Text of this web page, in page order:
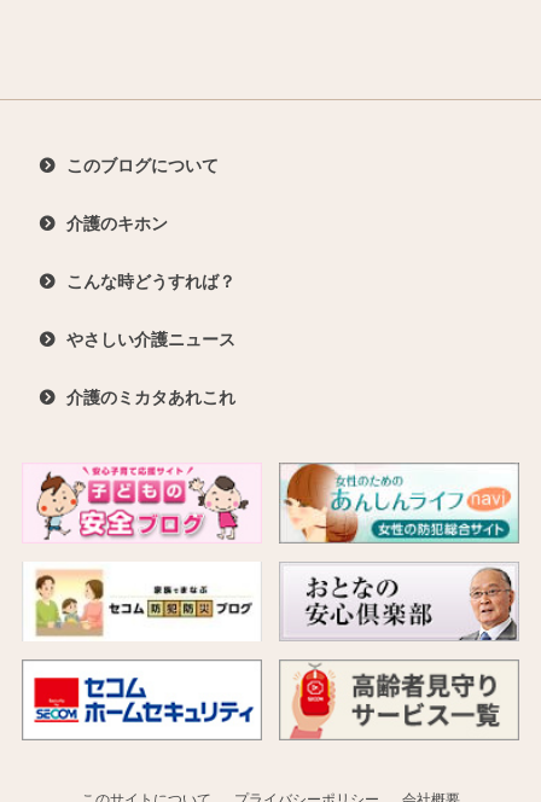
このブログについて
介護のキホン
こんな時どうすれば？
やさしい介護ニュース
介護のミカタあれこれ
このサイトについて プライバシーポリシー 会社概要